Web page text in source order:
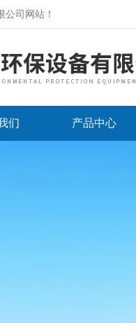
公司网站 ！
们 产品中心